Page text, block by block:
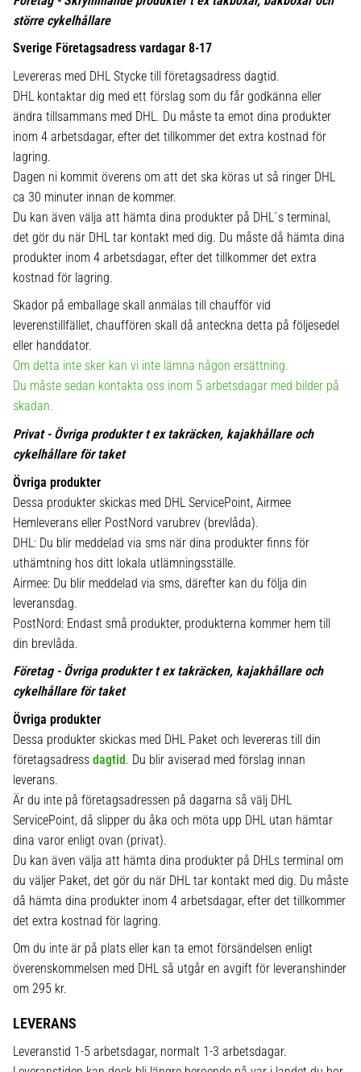
större cykelhållare
Sverige Företagsadress vardagar 8-17
Levereras med DHL Stycke till företagsadress dagtid.
DHL kontaktar dig med ett förslag som du får godkänna eller
ändra tillsammans med DHL. Du måste ta emot dina produkter
inom 4 arbetsdagar, efter det tillkommer det extra kostnad för
lagring.
Dagen ni kommit överens om att det ska köras ut så ringer DHL
ca 30 minuter innan de kommer.
Du kan även välja att hämta dina produkter på DHL´s terminal,
det gör du när DHL tar kontakt med dig. Du måste då hämta dina
produkter inom 4 arbetsdagar, efter det tillkommer det extra
kostnad för lagring.
Skador på emballage skall anmälas till chaufför vid
leverenstillfället, chauffören skall då anteckna detta på följesedel
eller handdator.
Om detta inte sker kan vi inte lämna någon ersättning.
Du måste sedan kontakta oss inom 5 arbetsdagar med bilder på
skadan.
Privat - Övriga produkter t ex takräcken, kajakhållare och
cykelhållare för taket
Övriga produkter
Dessa produkter skickas med DHL ServicePoint, Airmee
Hemleverans eller PostNord varubrev (brevlåda).
DHL: Du blir meddelad via sms när dina produkter finns för
uthämtning hos ditt lokala utlämningsställe.
Airmee: Du blir meddelad via sms, därefter kan du följa din
leveransdag.
PostNord: Endast små produkter, produkterna kommer hem till
din brevlåda.
Företag - Övriga produkter t ex takräcken, kajakhållare och
cykelhållare för taket
Övriga produkter
Dessa produkter skickas med DHL Paket och levereras till din
företagsadress dagtid. Du blir aviserad med förslag innan
leverans.
Är du inte på företagsadressen på dagarna så välj DHL
ServicePoint, då slipper du åka och möta upp DHL utan hämtar
dina varor enligt ovan (privat).
Du kan även välja att hämta dina produkter på DHLs terminal om
du väljer Paket, det gör du när DHL tar kontakt med dig. Du måste
då hämta dina produkter inom 4 arbetsdagar, efter det tillkommer
det extra kostnad för lagring.
Om du inte är på plats eller kan ta emot försändelsen enligt
överenskommelsen med DHL så utgår en avgift för leveranshinder
om 295 kr.
LEVERANS
Leveranstid 1-5 arbetsdagar, normalt 1-3 arbetsdagar.